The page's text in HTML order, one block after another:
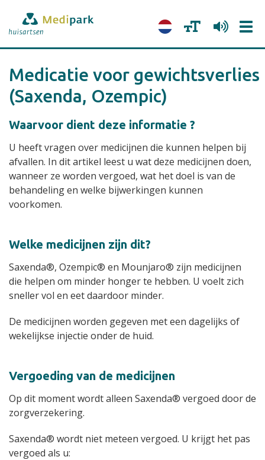
Medicatie voor gewichtsverlies
(Saxenda, Ozempic)
Waarvoor dient deze informatie ?
U heeft vragen over medicijnen die kunnen helpen bij
afvallen. In dit artikel leest u wat deze medicijnen doen,
wanneer ze worden vergoed, wat het doel is van de
behandeling en welke bijwerkingen kunnen
voorkomen.
Welke medicijnen zijn dit?
Saxenda®, Ozempic® en Mounjaro® zijn medicijnen
die helpen om minder honger te hebben. U voelt zich
sneller vol en eet daardoor minder.
De medicijnen worden gegeven met een dagelijks of
wekelijkse injectie onder de huid.
Vergoeding van de medicijnen
Op dit moment wordt alleen Saxenda® vergoed door de
zorgverzekering.
Saxenda® wordt niet meteen vergoed. U krijgt het pas
vergoed als u: